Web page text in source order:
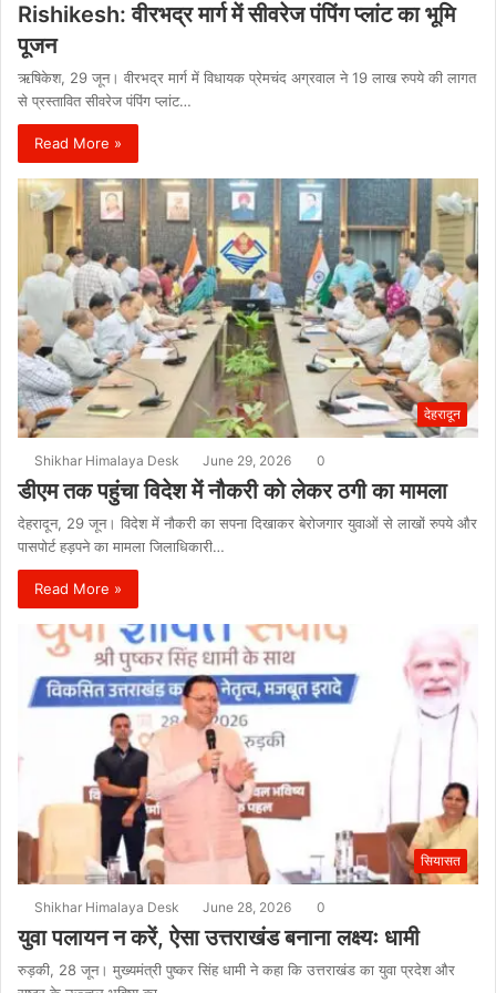
Rishikesh: वीरभद्र मार्ग में सीवरेज पंपिंग प्लांट का भूमि
पूजन
ऋषिकेश, 29 जून। वीरभद्र मार्ग में विधायक प्रेमचंद अग्रवाल ने 19 लाख रुपये की लागत
से प्रस्तावित सीवरेज पंपिंग प्लांट…
Read More »
देहरादून
Shikhar Himalaya Desk June 29, 2026 0
डीएम तक पहुंचा विदेश में नौकरी को लेकर ठगी का मामला
देहरादून, 29 जून। विदेश में नौकरी का सपना दिखाकर बेरोजगार युवाओं से लाखों रुपये और
पासपोर्ट हड़पने का मामला जिलाधिकारी…
Read More »
सियासत
Shikhar Himalaya Desk June 28, 2026 0
युवा पलायन न करें, ऐसा उत्तराखंड बनाना लक्ष्यः धामी
रुड़की, 28 जून। मुख्यमंत्री पुष्कर सिंह धामी ने कहा कि उत्तराखंड का युवा प्रदेश और